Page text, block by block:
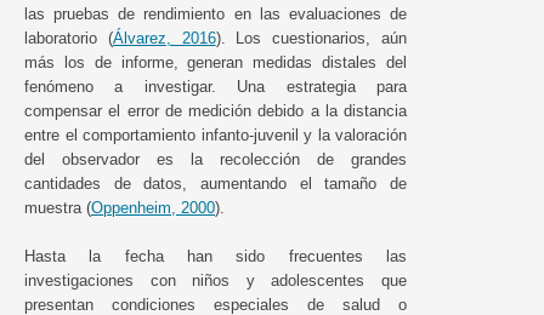
las pruebas de rendimiento en las evaluaciones de
laboratorio (Álvarez, 2016). Los cuestionarios, aún
más los de informe, generan medidas distales del
fenómeno a investigar. Una estrategia para
compensar el error de medición debido a la distancia
entre el comportamiento infanto-juvenil y la valoración
del observador es la recolección de grandes
cantidades de datos, aumentando el tamaño de
muestra (Oppenheim, 2000).
Hasta la fecha han sido frecuentes las
investigaciones con niños y adolescentes que
presentan condiciones especiales de salud o